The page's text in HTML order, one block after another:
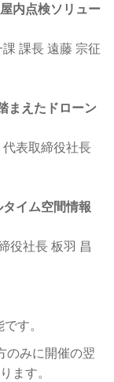
内点検ソリュー
課長 遠藤 宗征
まえたドローン
表取締役社長
イム空間情報
役社長 板羽 昌
す。
のみに開催の翌
ます。